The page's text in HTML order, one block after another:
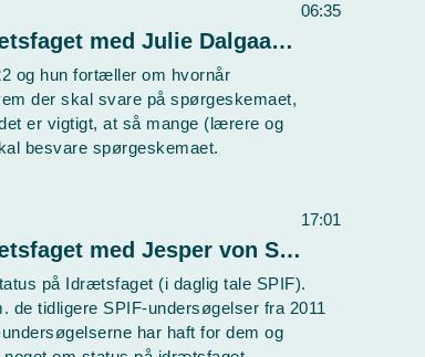
06:35
Lyden af Idræt - S5E2 Status på Idrætsfaget med Julie Dalgaard Guldager
og hun fortæller om hvornår
der skal svare på spørgeskemaet,
er vigtigt, at så mange (lærere og
besvare spørgeskemaet.
17:01
Lyden af Idræt - S5E1 Status på Idrætsfaget med Jesper von Seelen og Katrine Bertelsen
på Idrætsfaget (i daglig tale SPIF).
de tidligere SPIF-undersøgelser fra 2011
har haft for dem og